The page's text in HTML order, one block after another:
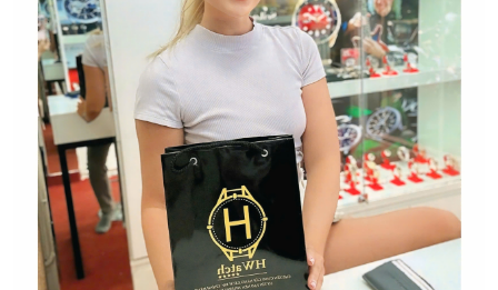
HWATCH Chuyên Nhập khẩu Và Phân Phối Các Loại
Đồng Hồ Chính Hãng
Hwatch Chuyên Nhập khẩu Và Phân Phối Các Loại
Đồng Hồ Chính Hãng